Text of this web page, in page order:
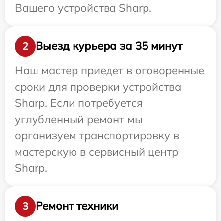
Вашего устройства Sharp.
2
Выезд курьера за 35 минут
Наш мастер приедет в оговоренные
сроки для проверки устройства
Sharp. Если потребуется
углубленный ремонт мы
организуем транспортировку в
мастерскую в сервисный центр
Sharp.
3
Ремонт техники